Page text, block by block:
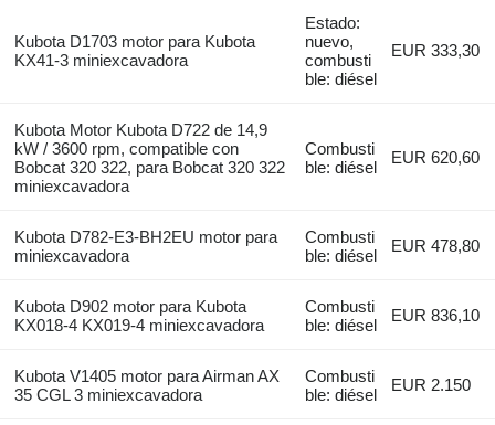
Kubota D1703 motor para Kubota
KX41-3 miniexcavadora
Estado:
nuevo,
combusti
ble: diésel
EUR 333,30
Kubota Motor Kubota D722 de 14,9
kW / 3600 rpm, compatible con
Bobcat 320 322, para Bobcat 320 322
miniexcavadora
Combusti
ble: diésel
EUR 620,60
Kubota D782-E3-BH2EU motor para
miniexcavadora
Combusti
ble: diésel
EUR 478,80
Kubota D902 motor para Kubota
KX018-4 KX019-4 miniexcavadora
Combusti
ble: diésel
EUR 836,10
Kubota V1405 motor para Airman AX
35 CGL 3 miniexcavadora
Combusti
ble: diésel
EUR 2.150